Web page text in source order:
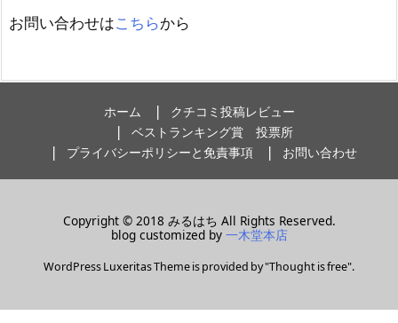
お問い合わせはこちらから
ホーム
クチコミ投稿レビュー
ベストランキング賞 投票所
プライバシーポリシーと免責事項
お問い合わせ
Copyright © 2018 みるはち All Rights Reserved.
blog customized by 一木堂本店
WordPress Luxeritas Theme is provided by "Thought is free".